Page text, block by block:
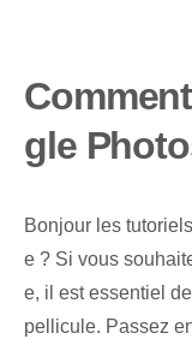
gle
Bonjour les
e ? Si vous
e, il est essentiel
pellicule. Passez